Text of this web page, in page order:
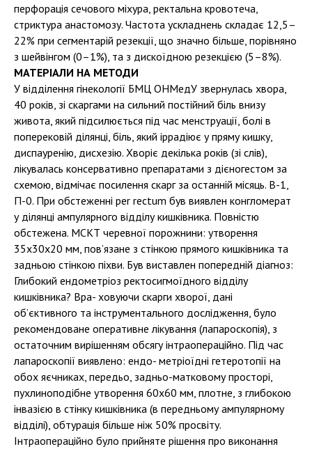
перфорація сечового міхура, ректальна кровотеча,
стриктура анастомозу. Частота ускладнень складає 12,5–
22% при сегментарій резекції, що значно більше, порівняно
з шейвінгом (0–1%), та з дискоїдною резекцією (5–8%).
МАТЕРІАЛИ НА МЕТОДИ
У відділення гінекології БМЦ ОНМедУ звернулась хвора,
40 років, зі скаргами на сильний постійний біль внизу
живота, який підсилюється під час менструації, болі в
поперековій ділянці, біль, який іррадіює у пряму кишку,
диспауренію, дисхезію. Хворіє декілька років (зі слів),
лікувалась консервативно препаратами з дієногестом за
схемою, відмічає посилення скарг за останній місяць. В-1,
П-0. При обстеженні per rectum був виявлен конгломерат
у ділянці ампулярного відділу кишківника. Повністю
обстежена. МСКТ черевної порожнини: утворення
35х30х20 мм, пов’язане з стінкою прямого кишківника та
задньою стінкою піхви. Був виставлен попередній діагноз:
Глибокий ендометріоз ректосигмоїдного відділу
кишківника? Вра- ховуючи скарги хворої, дані
об’єктивного та інструментального дослідження, було
рекомендоване оперативне лікування (лапароскопія), з
остаточним вирішенням обсягу інтраопераційно. Під час
лапароскопії виявлено: ендо- метріоїдні гетеротопії на
обох яєчниках, передьо, задньо-матковому просторі,
пухлиноподібне утворення 60х60 мм, плотне, з глибокою
інвазією в стінку кишківника (в передньому ампулярному
відділі), обтурація більше ніж 50% просвіту.
Інтраопераційно було прийняте рішення про виконання